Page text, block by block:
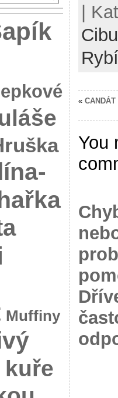
Muffiny
|
Rybí
« CANDÁT
You